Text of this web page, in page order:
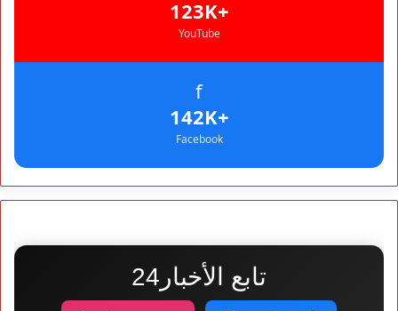
+123K
YouTube
f
+142K
Facebook
تابع الأخبار24